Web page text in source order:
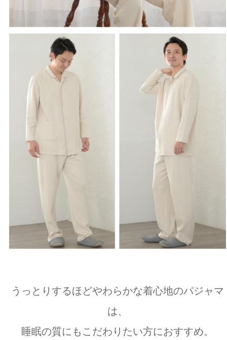
うっとりするほどやわらかな着心地のパジャマ
は、
睡眠の質にもこだわりたい方におすすめ。